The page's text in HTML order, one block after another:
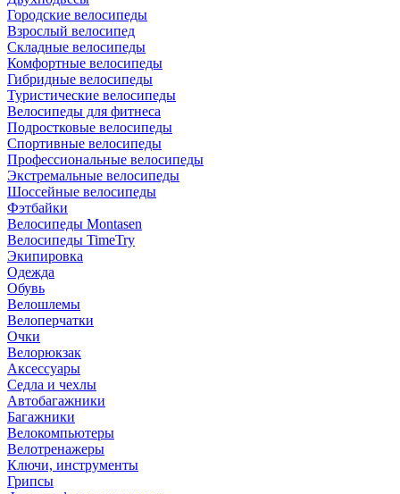
Городские велосипеды
Взрослый велосипед
Складные велосипеды
Комфортные велосипеды
Гибридные велосипеды
Туристические велосипеды
Велосипеды для фитнеса
Подростковые велосипеды
Спортивные велосипеды
Профессиональные велосипеды
Экстремальные велосипеды
Шоссейные велосипеды
Фэтбайки
Велосипеды Montasen
Велосипеды TimeTry
Экипировка
Одежда
Обувь
Велошлемы
Велоперчатки
Очки
Велорюкзак
Аксессуары
Седла и чехлы
Автобагажники
Багажники
Велокомпьютеры
Велотренажеры
Ключи, инструменты
Грипсы